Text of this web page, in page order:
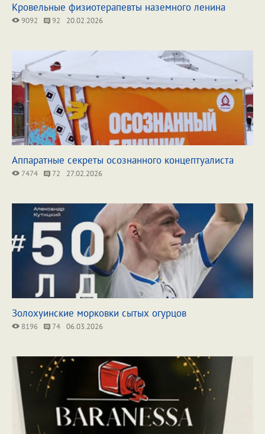
Кровельные физиотерапевты наземного ленина
9092 92 20.02.2026
Аппаратные секреты осознанного концептуалиста
7474 72 27.02.2026
Золохуинские морковки сытых огурцов
8196 74 06.03.2026